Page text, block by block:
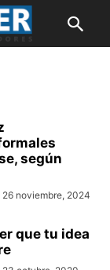
según
26 noviembre, 2024
que tu idea